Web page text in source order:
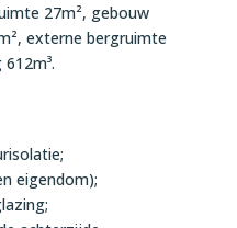
27m², gebouw
externe bergruimte
eigendom);